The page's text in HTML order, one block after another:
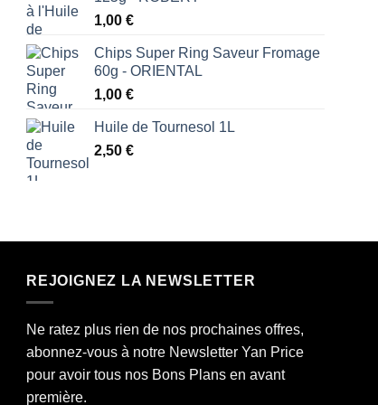
1,00 €
Chips Super Ring Saveur Fromage
60g - ORIENTAL
1,00 €
Huile de Tournesol 1L
2,50 €
REJOIGNEZ LA NEWSLETTER
Ne ratez plus rien de nos prochaines offres,
abonnez-vous à notre Newsletter Yan Price
pour avoir tous nos Bons Plans en avant
première.